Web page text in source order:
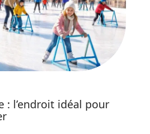
: l’endroit idéal pour